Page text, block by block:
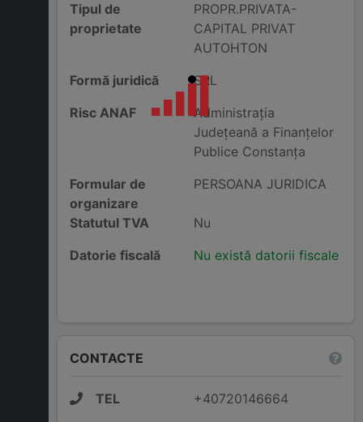
Tipul de
proprietate
PROPR.PRIVATA-
CAPITAL PRIVAT
AUTOHTON
Formă juridică
SRL
Risc ANAF
Administraţia
Judeţeană a Finanţelor
Publice Constanţa
Formular de
organizare
PERSOANA JURIDICA
Statutul TVA
Nu
Datorie fiscală
Nu există datorii fiscale
CONTACTE
TEL +40720146664